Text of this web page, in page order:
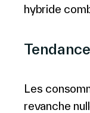
hybride
Les
revanche